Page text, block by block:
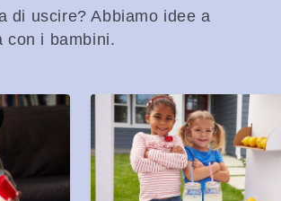
di uscire? Abbiamo idee a
con i bambini.